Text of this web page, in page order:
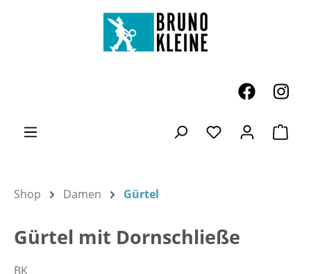
Zum Hauptinhalt springen
Du hast 0
Shop Damen Gürtel
Gürtel mit Dornschließe
BK